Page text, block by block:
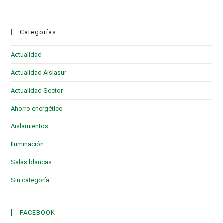
Categorías
Actualidad
Actualidad Aislasur
Actualidad Sector
Ahorro energético
Aislamientos
Iluminación
Salas blancas
Sin categoría
FACEBOOK